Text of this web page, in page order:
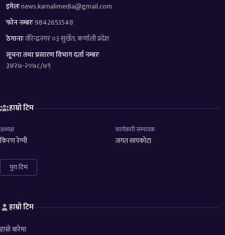
इमेलःnews.karnalimedia@gmail.com
फोन नम्बरः9842653548
ठेगानाःवीरेन्द्रनगर ०३ सुर्खेत, कर्णाली प्रदेश
सूचना तथा प्रसारण विभाग दर्ता नम्बरः
३४२७-२०७८/७९
हाम्रो टिम
अध्यक्ष
किरण रेग्मी
कार्यकारी सम्पादक
जगत सापकोटा
पुरा टिम
हाम्रो टिम
हाम्रो बारेमा